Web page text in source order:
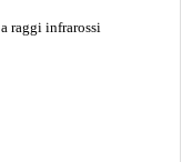
raggi infrarossi